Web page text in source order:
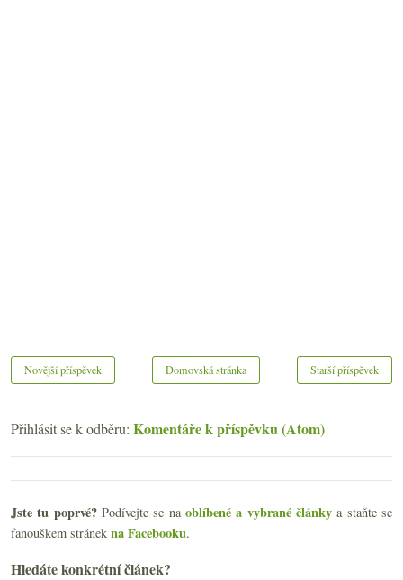
Novější příspěvek Starší příspěvek
Domovská stránka
Přihlásit se k odběru: Komentáře k příspěvku (Atom)
Jste tu poprvé?Podívejte se naoblíbené a vybrané články a staňte se
fanouškem stránek na Facebooku.
Hledáte konkrétní článek?